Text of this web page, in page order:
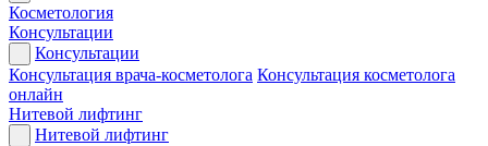
Косметология
Консультации
Консультации
Консультация врача-косметолога Консультация косметолога
онлайн
Нитевой лифтинг
Нитевой лифтинг